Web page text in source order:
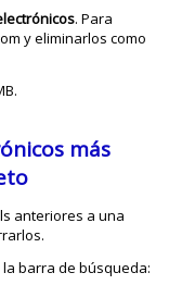
. Para
y eliminarlos como
más
anteriores a una
barra de búsqueda: